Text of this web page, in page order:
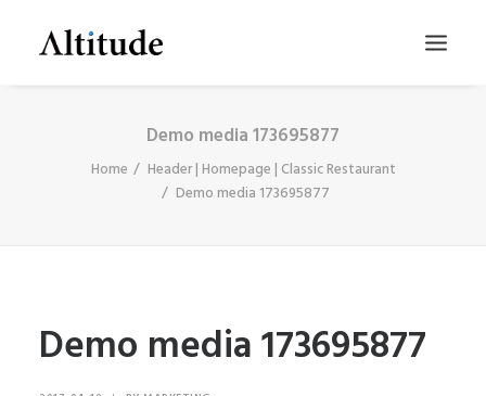
SEARCH
Demo media 173695877
Home
Header | Homepage | Classic Restaurant
Demo media 173695877
Demo media 173695877